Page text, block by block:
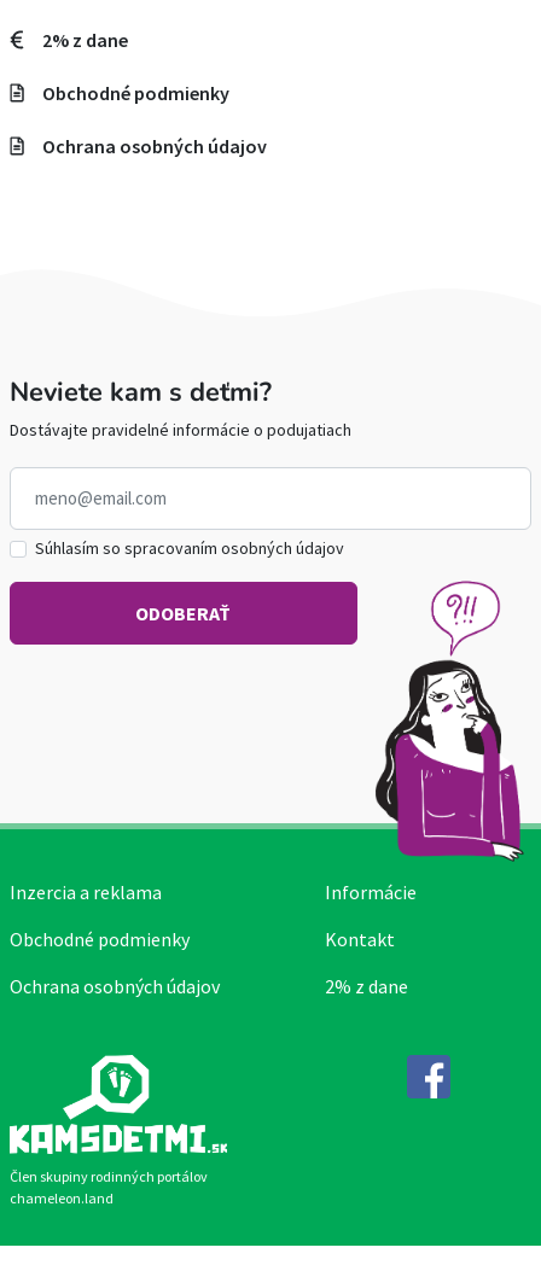
2% z dane
Obchodné podmienky
Ochrana osobných údajov
Neviete kam s deťmi?
Dostávajte pravidelné informácie o podujatiach
Súhlasím so spracovaním osobných údajov
Člen skupiny rodinných portálov
chameleon.land
Inzercia a reklama
Obchodné podmienky
Ochrana osobných údajov
Informácie
Kontakt
2% z dane